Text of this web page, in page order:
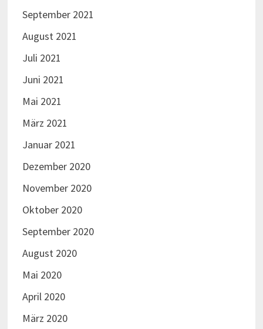
September 2021
August 2021
Juli 2021
Juni 2021
Mai 2021
März 2021
Januar 2021
Dezember 2020
November 2020
Oktober 2020
September 2020
August 2020
Mai 2020
April 2020
März 2020